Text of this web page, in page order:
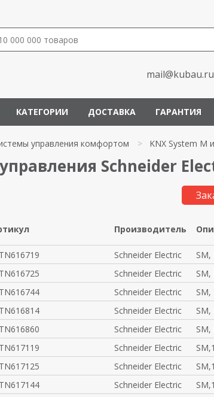
mail@kubau.ru
КАТЕГОРИИ ДОСТАВКА ГАРАНТИЯ
управления комфортом > KNX System M
Schneider
Производитель
Schneider Electric
Schneider Electric
Schneider Electric
Schneider Electric
Schneider Electric
Schneider Electric
Schneider Electric
Schneider Electric